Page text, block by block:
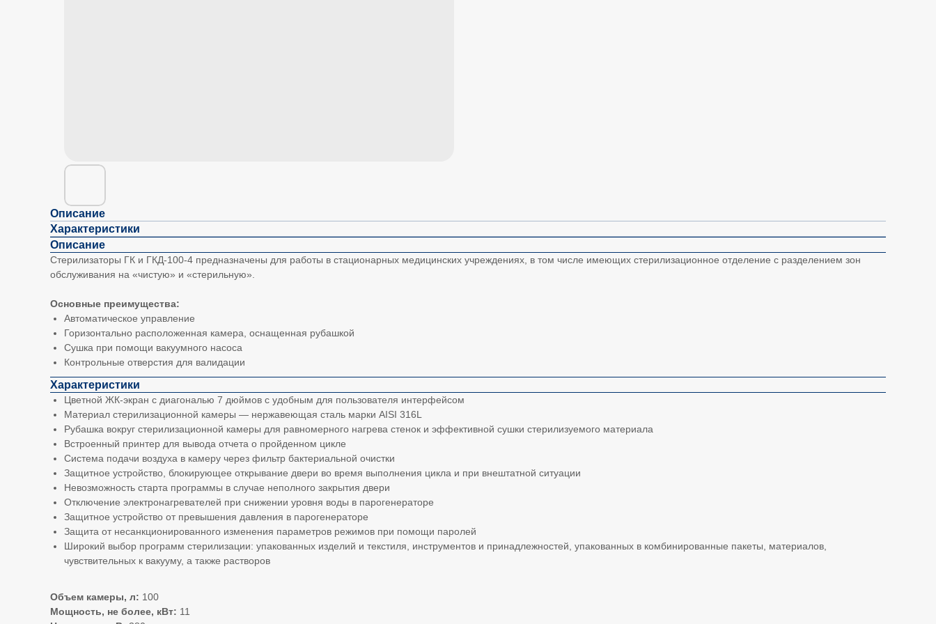
Описание
Характеристики
Описание
Стерилизаторы ГК и ГКД-100-4 предназначены для работы в стационарных медицинских учреждениях, в том числе имеющих стерилизационное отделение с разделением зон
обслуживания на «чистую» и «стерильную».
Основные преимущества:
Автоматическое управление
Горизонтально расположенная камера, оснащенная рубашкой
Сушка при помощи вакуумного насоса
Контрольные отверстия для валидации
Характеристики
Цветной ЖК-экран с диагональю 7 дюймов с удобным для пользователя интерфейсом
Материал стерилизационной камеры — нержавеющая сталь марки AISI 316L
Рубашка вокруг стерилизационной камеры для равномерного нагрева стенок и эффективной сушки стерилизуемого материала
Встроенный принтер для вывода отчета о пройденном цикле
Система подачи воздуха в камеру через фильтр бактериальной очистки
Защитное устройство, блокирующее открывание двери во время выполнения цикла и при внештатной ситуации
Невозможность старта программы в случае неполного закрытия двери
Отключение электронагревателей при снижении уровня воды в парогенераторе
Защитное устройство от превышения давления в парогенераторе
Защита от несанкционированного изменения параметров режимов при помощи паролей
Широкий выбор программ стерилизации: упакованных изделий и текстиля, инструментов и принадлежностей, упакованных в комбинированные пакеты, материалов,
чувствительных к вакууму, а также растворов
Объем камеры, л: 100
Мощность, не более, кВт: 11